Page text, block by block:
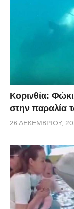
Κορινθία:
στην παραλία
26 ΔΕΚΕΜΒΡΊΟΥ,